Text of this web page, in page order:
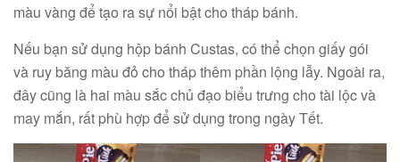
màu vàng để tạo ra sự nổi bật cho tháp bánh.
Nếu bạn sử dụng hộp bánh Custas, có thể chọn giấy gói
và ruy băng màu đỏ cho tháp thêm phần lộng lẫy. Ngoài ra,
đây cũng là hai màu sắc chủ đạo biểu trưng cho tài lộc và
may mắn, rất phù hợp để sử dụng trong ngày Tết.